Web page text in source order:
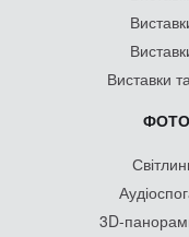
Виставки
3D-